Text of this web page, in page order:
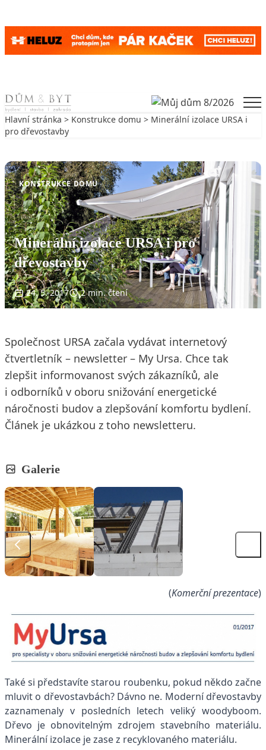
Skip to content
Hlavní stránka > Konstrukce domu > Minerální izolace URSA i
pro dřevostavby
KONSTRUKCE DOMU
Minerální izolace URSA i pro
dřevostavby
24. 5. 2017 2 min. čtení
Společnost URSA začala vydávat internetový
čtvertletník – newsletter – My Ursa. Chce tak
zlepšit informovanost svých zákazníků, ale
i odborníků v oboru snižování energetické
náročnosti budov a zlepšování komfortu bydlení.
Článek je ukázkou z toho newsletteru.
Galerie
(Komerční prezentace)
Také si představíte starou roubenku, pokud někdo začne
mluvit o dřevostavbách? Dávno ne. Moderní dřevostavby
zaznamenaly v posledních letech veliký woodyboom.
Dřevo je obnovitelným zdrojem stavebního materiálu.
Minerální izolace je zase z recyklovaného materiálu.